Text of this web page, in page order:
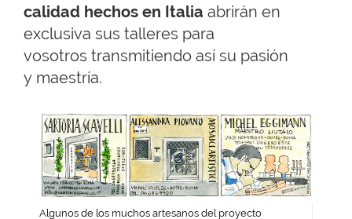
calidad hechos en Italia abrirán en
exclusiva sus talleres para
vosotros transmitiendo así su pasión
y maestría.
Algunos de los muchos artesanos del proyecto